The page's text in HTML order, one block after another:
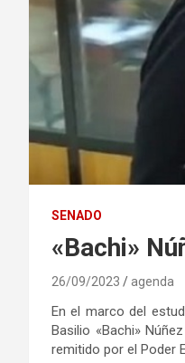
SENADO
«Bachi»
26/09/2023 agenda
En el marco del
Basilio «Bachi»
remitido por el Poder